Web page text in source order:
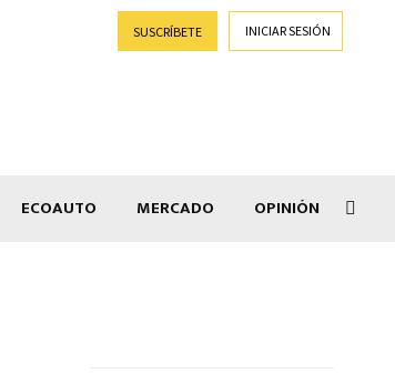
SUSCRÍBETE INICIAR SESIÓN
ECOAUTO MERCADO OPINIÓN